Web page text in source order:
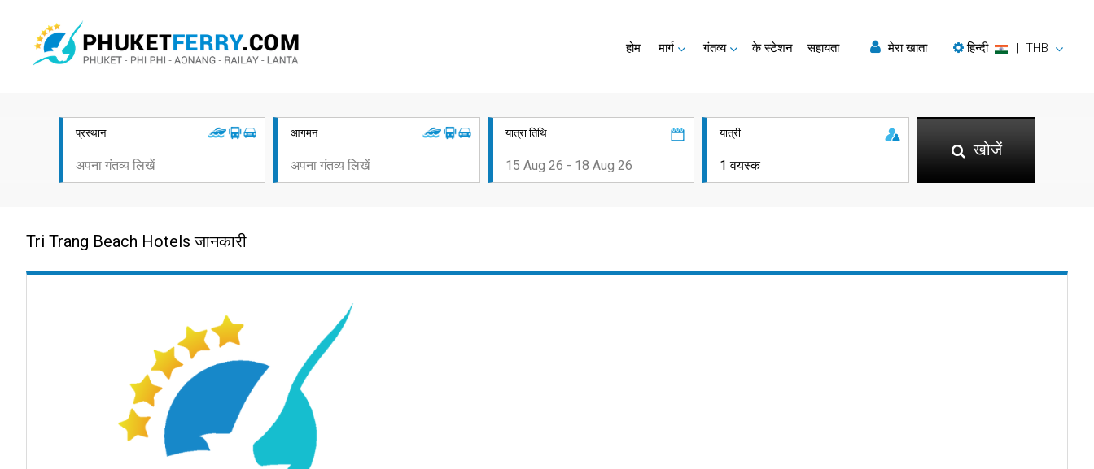
होम मार्ग गंतव्य के स्टेशन सहायता मेरा खाता हिन्दी | THB
प्रस्थान आगमन यात्रा तिथि यात्री
खोजें
Tri Trang Beach Hotels जानकारी